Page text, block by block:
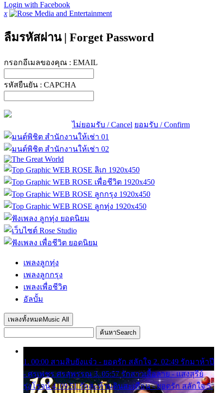
Login with Facebook
x
ลืมรหัสผ่าน | Forget Password
กรอกอีเมลของคุณ : EMAIL
รหัสยืนยัน : CAPCHA
ไม่ยอมรับ / Cancel ยอมรับ / Confirm
เพลงลูกทุ่ง
เพลงลูกกรุง
เพลงเพื่อชีวิต
อัลบั้ม
เพลงทั้งหมด Music All
ค้นหาSearch
1. 00:00 สามสิบยังแจ๋ว - ยอดรัก สลักใจ 2. 02:49 รักมาห้าปี
- ศรเพชร ศรสุพรรณ 3. 05:57 รักสาวเสื้อลาย - แสงสุรีย์
รุ่งโรจน์ 4. 09:51 รักสะท้านดินสะเทือน - ยอดรัก สลักใจ 5.